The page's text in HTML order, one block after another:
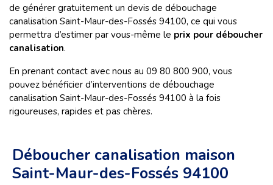
de générer gratuitement un devis de débouchage
canalisation Saint-Maur-des-Fossés 94100, ce qui vous
permettra d’estimer par vous-même le prix pour déboucher
canalisation.
En prenant contact avec nous au 09 80 800 900, vous
pouvez bénéficier d’interventions de débouchage
canalisation Saint-Maur-des-Fossés 94100 à la fois
rigoureuses, rapides et pas chères.
Déboucher canalisation maison
Saint-Maur-des-Fossés 94100